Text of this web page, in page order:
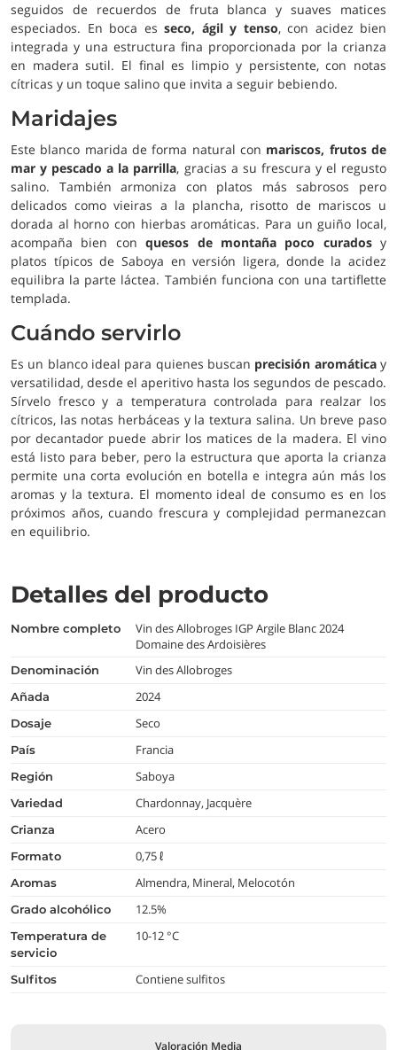
seguidos de recuerdos de fruta blanca y suaves matices
especiados. En boca es seco, ágil y tenso, con acidez bien
integrada y una estructura fina proporcionada por la crianza
en madera sutil. El final es limpio y persistente, con notas
cítricas y un toque salino que invita a seguir bebiendo.
Maridajes
Este blanco marida de forma natural con mariscos, frutos de
mar y pescado a la parrilla, gracias a su frescura y el regusto
salino. También armoniza con platos más sabrosos pero
delicados como vieiras a la plancha, risotto de mariscos u
dorada al horno con hierbas aromáticas. Para un guiño local,
acompaña bien conquesos de montaña poco curadosy
platos típicos de Saboya en versión ligera, donde la acidez
equilibra la parte láctea. También funciona con una tartiflette
templada.
Cuándo servirlo
Es un blanco ideal para quienes buscan precisión aromáticay
versatilidad, desde el aperitivo hasta los segundos de pescado.
Sírvelo fresco y a temperatura controlada para realzar los
cítricos, las notas herbáceas y la textura salina. Un breve paso
por decantador puede abrir los matices de la madera. El vino
está listo para beber, pero la estructura que aporta la crianza
permite una corta evolución en botella e integra aún más los
aromas y la textura. El momento ideal de consumo es en los
próximos años, cuando frescura y complejidad permanezcan
en equilibrio.
Detalles del producto
nombre completo
Vin des Allobroges IGP Argile Blanc 2024
Domaine des Ardoisières
denominación Vin des Allobroges
añada 2024
dosaje Seco
país Francia
región Saboya
variedad Chardonnay, Jacquère
crianza Acero
formato 0,75 ℓ
aromas Almendra, Mineral, Melocotón
grado alcohólico 12.5%
temperatura de
servicio
10-12 °C
Sulfitos Contiene sulfitos
Valoración Media